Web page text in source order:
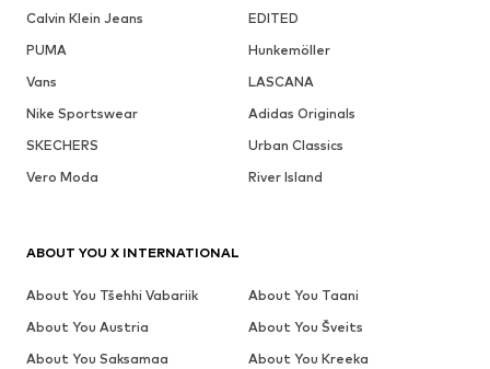
Calvin Klein Jeans
EDITED
PUMA
Hunkemöller
Vans
LASCANA
Nike Sportswear
Adidas Originals
SKECHERS
Urban Classics
Vero Moda
River Island
ABOUT YOU X INTERNATIONAL
About You Tšehhi Vabariik
About You Taani
About You Austria
About You Šveits
About You Saksamaa
About You Kreeka